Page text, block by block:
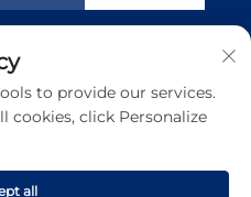
Tianji Transmission
umsótt
Stefna
to provide our services.
cookies, click Personalize
all